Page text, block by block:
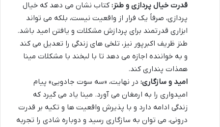
قدرت خیال پردازی و طنز: کتاب نشان می دهد که خیال
پردازی، صرفاً یک فرار از واقعیت نیست، بلکه می تواند
ابزاری قدرتمند برای پردازش مشکلات و یافتن امید باشد.
طنز ظریف اکبرپور نیز، تلخی های زندگی را تعدیل می کند
و به خواننده اجازه می دهد تا با لبخند با مشکلات مینا
همذات پنداری کند.
امید و سازگاری: در نهایت، «سه سوت جادویی» پیام
امیدواری را به ارمغان می آورد. مینا یاد می گیرد که
زندگی ادامه دارد و با پذیرش واقعیت ها و تکیه بر قدرت
درونی، می توان به سازگاری رسید و دوباره شادی را تجربه